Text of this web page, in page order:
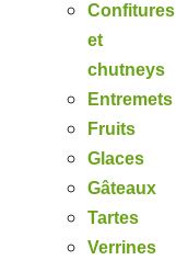
Confitures
et
chutneys
Entremets
Fruits
Glaces
Gâteaux
Tartes
Verrines